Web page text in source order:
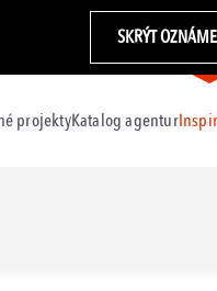
SKRÝT
projektyKatalog agentur